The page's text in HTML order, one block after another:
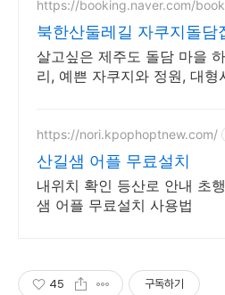
https://booking.naver.com/
북한산둘레길 자쿠지돌담
녀마을 하도리 제주돌담집
살고싶은 제주도 돌담 마을
리, 예쁜 자쿠지와 정원, 대형
숙소, 아이와 가족의 휴식에
https://nori.kpophoptnew.com/
산길샘 어플 무료설치
내위치 확인 등산로 안내 초
샘 어플 무료설치 사용법
45 구독하기